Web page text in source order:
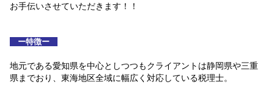
お手伝いさせていただきます！！
ー特徴ー
地元である愛知県を中心としつつもクライアントは静岡県や三重
県までおり、東海地区全域に幅広く対応している税理士。